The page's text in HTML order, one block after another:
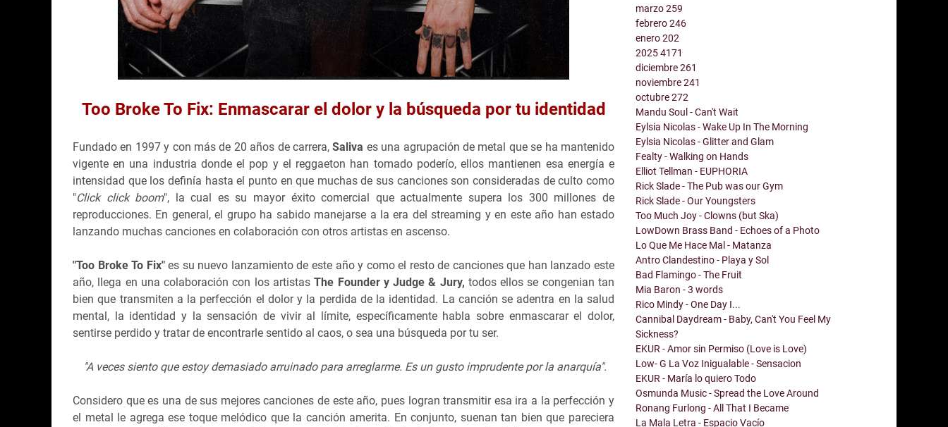
Too Broke To Fix: Enmascarar el dolor y la búsqueda por tu identidad
Fundado en 1997 y con más de 20 años de carrera,Saliva es una agrupación de metal que se ha mantenido
vigente en una industria donde el pop y el reggaeton han tomado poderío, ellos mantienen esa energía e
intensidad que los definía hasta el punto en que muchas de sus canciones son consideradas de culto como
"Click click boom", la cual es su mayor éxito comercial que actualmente supera los 300 millones de
reproducciones. En general, el grupo ha sabido manejarse a la era del streaming y en este año han estado
lanzando muchas canciones en colaboración con otros artistas en ascenso.
"Too Broke To Fix"es su nuevo lanzamiento de este año y como el resto de canciones que han lanzado este
año, llega en una colaboración con los artistasThe Founder y Judge & Jury, todos ellos se congenian tan
bien que transmiten a la perfección el dolor y la perdida de la identidad. La canción se adentra en la salud
mental, la identidad y la sensación de vivir al límite, específicamente habla sobre enmascarar el dolor,
sentirse perdido y tratar de encontrarle sentido al caos, o sea una búsqueda por tu ser.
"A veces siento que estoy demasiado arruinado para arreglarme. Es un gusto imprudente por la anarquía".
Considero que es una de sus mejores canciones de este año, pues logran transmitir esa ira a la perfección y
el metal le agrega ese toque melódico que la canción amerita. En conjunto, suenan tan bien que pareciera
marzo259
febrero246
enero202
20254171
diciembre261
noviembre241
octubre272
Mandu Soul - Can't Wait
Eylsia Nicolas - Wake Up In The Morning
Eylsia Nicolas - Glitter and Glam
Fealty - Walking on Hands
Elliot Tellman - EUPHORIA
Rick Slade - The Pub was our Gym
Rick Slade - Our Youngsters
Too Much Joy - Clowns (but Ska)
LowDown Brass Band - Echoes of a Photo
Lo Que Me Hace Mal - Matanza
Antro Clandestino - Playa y Sol
Bad Flamingo - The Fruit
Mia Baron - 3 words
Rico Mindy - One Day I...
Cannibal Daydream - Baby, Can't You Feel My
Sickness?
EKUR - Amor sin Permiso (Love is Love)
Low- G La Voz Inigualable - Sensacion
EKUR - María lo quiero Todo
Osmunda Music - Spread the Love Around
Ronang Furlong - All That I Became
La Mala Letra - Espacio Vacío